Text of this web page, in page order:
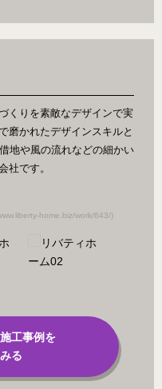
くりを素敵なデザインで実
磨かれたデザインスキルと
地や風の流れなどの細かい
社です。
home.biz/work/643/)
工事例を
る